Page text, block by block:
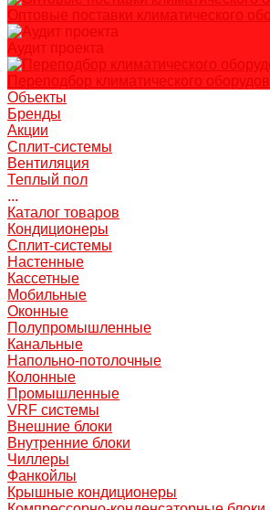
Оптовые поставки климатического
Аудит проекта
Переподбор климатического
Объекты
Бренды
Акции
Сплит-системы
Вентиляция
Теплый пол
...
Каталог товаров
Кондиционеры
Сплит-системы
Настенные
Кассетные
Мобильные
Оконные
Полупромышленные
Канальные
Напольно-потолочные
Колонные
Промышленные
VRF системы
Внешние блоки
Внутренние блоки
Чиллеры
Фанкойлы
Крышные кондиционеры